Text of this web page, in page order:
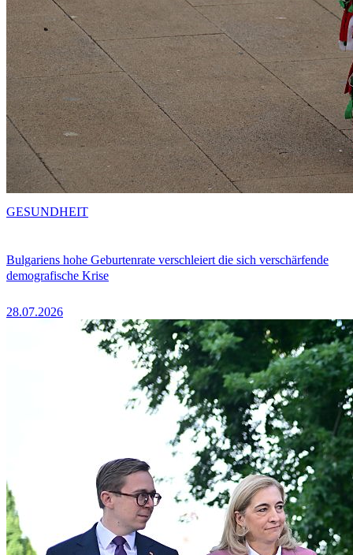
Bulgariens hohe Geburtenrate verschleiert die sich verschärfende
demografische Krise
28.07.2026
GESUNDHEIT